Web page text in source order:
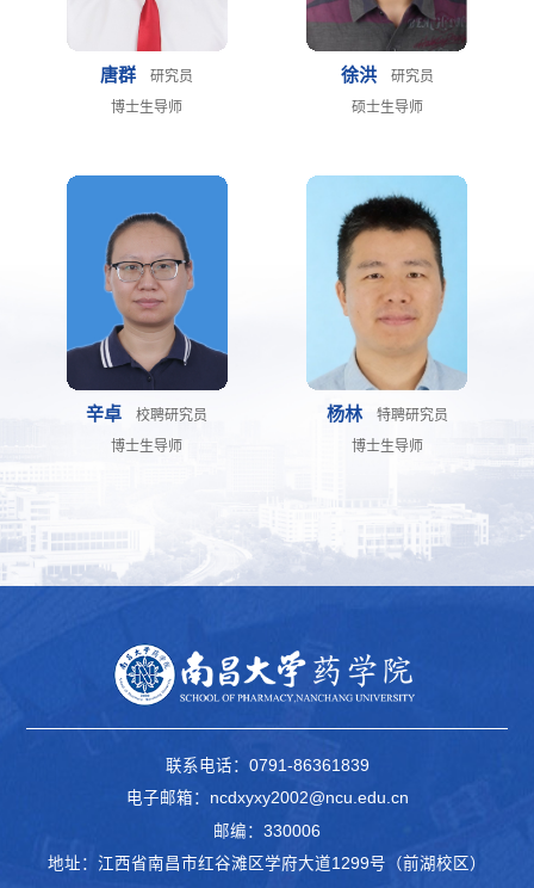
唐群
研究员
博士生导师
徐洪
研究员
硕士生导师
辛卓
校聘研究员
博士生导师
杨林
特聘研究员
博士生导师
联系电话：0791-86361839
电子邮箱：ncdxyxy2002@ncu.edu.cn
邮编：330006
地址：江西省南昌市红谷滩区学府大道1299号（前湖校区）